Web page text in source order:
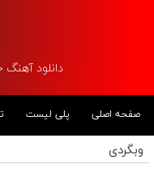
دانلود آهنگ جدید 1404 در
صفحه اصلی پلی لیست
وبگردی